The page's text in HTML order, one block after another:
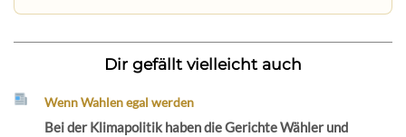
Dir gefällt vielleicht auch
Wenn Wahlen egal werden
Bei der Klimapolitik haben die Gerichte Wähler und